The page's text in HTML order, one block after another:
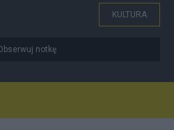
KULTURA
notkę